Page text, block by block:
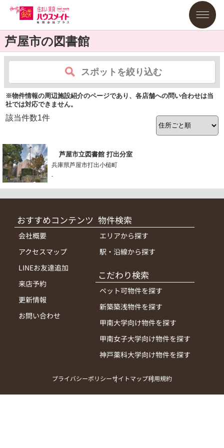
芦屋市の図書館
スポットを絞り込む
※物件情報の周辺施設紹介のページであり、各店舗への問い合わせは当
社では対応できません。
該当件数1件
芦屋市立図書館 打出分室
兵庫県芦屋市打出小槌町
-
おすすめコンテンツ
会社概要
アクセスマップ
LINEお友達追加
来店予約
更新情報
お問い合わせ
物件検索
エリアから探す
駅・沿線から探す
こだわり検索
ペット可物件を探す
新築築浅物件を探す
甲南大学向け物件を探す
甲南女子大学向け物件を探す
神戸薬科大学向け物件を探す
プライバシーポリシーサイトマップ利用規約